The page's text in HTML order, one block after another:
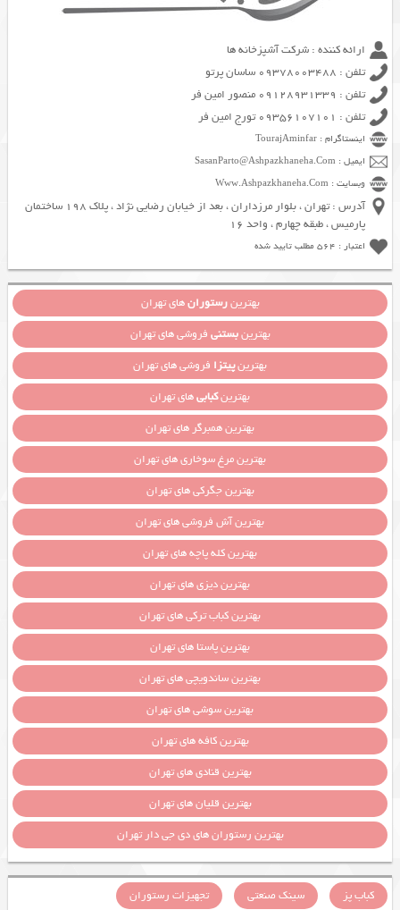
ارائه کننده : شرکت آشپزخانه ها
تلفن : 09378003488 ساسان پرتو
تلفن : 09128931339 منصور امین فر
تلفن : 09356107101 تورج امین فر
اینستاگرام : TourajAminfar
ایمیل : SasanParto@Ashpazkhaneha.Com
وبسایت : Www.Ashpazkhaneha.Com
آدرس : تهران ، بلوار مرزداران ، بعد از خیابان رضایی نژاد ، پلاک 198 ساختمان
پارمیس ، طبقه چهارم ، واحد 16
اعتبار : 564 مطلب تایید شده
بهترینرستورانهای تهران
بهترینبستنی فروشی های تهران
بهترینپیتزا فروشی های تهران
بهترینکبابیهای تهران
بهترین همبرگر های تهران
بهترین مرغ سوخاری های تهران
بهترین جگرکی های تهران
بهترین آش فروشی های تهران
بهترین کله پاچه های تهران
بهترین دیزی های تهران
بهترین کباب ترکی های تهران
بهترین پاستا های تهران
بهترین ساندویچی های تهران
بهترین سوشی های تهران
بهترین کافه های تهران
بهترین قنادی های تهران
بهترین قلیان های تهران
بهترین رستوران های دی جی دار تهران
کباب پز سینک صنعتی
تجهیزات رستوران